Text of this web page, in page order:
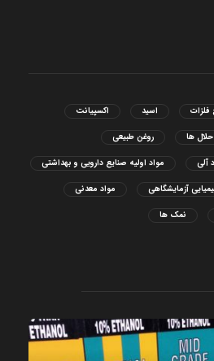
فلزات اسید اکسپیانت
حلال ها روغن طبیعی
آلی مواد اولیه صنایع دارویی و بهداشتی
آزمایشگاهی مواد معدنی
نمک ها